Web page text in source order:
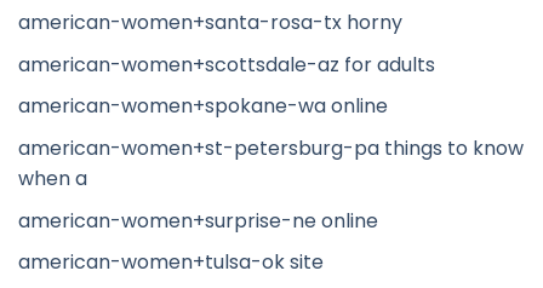
american-women+santa-rosa-tx horny
american-women+scottsdale-az for adults
american-women+spokane-wa online
american-women+st-petersburg-pa things to know
when a
american-women+surprise-ne online
american-women+tulsa-ok site